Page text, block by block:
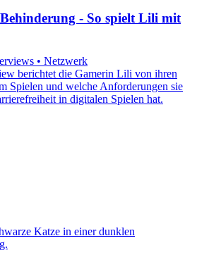
- So spielt Lili mit
• Netzwerk
berichtet die Gamerin Lili von ihren
Spielen und welche Anforderungen sie
in digitalen Spielen hat.